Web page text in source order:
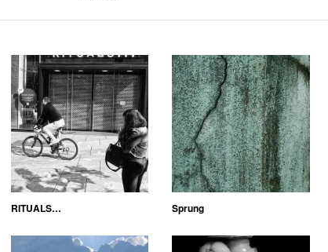
RITUALS… Sprung